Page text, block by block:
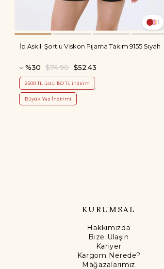
1
İp Askılı Şortlu Viskon Pijama Takım 9155 Siyah
%30 $52.43
$74.90
2500 TL üstü 150 TL indirim
Büyük Yaz İndirimi
KURUMSAL
Hakkımızda
Bize Ulaşın
Kariyer
Kargom Nerede?
Mağazalarımız